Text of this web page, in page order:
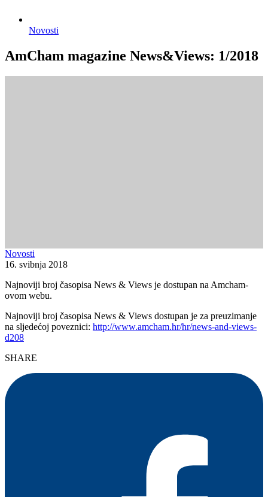
Novosti
AmCham magazine News&Views: 1/2018
Novosti
16. svibnja 2018
Najnoviji broj časopisa News & Views je dostupan na Amcham-
ovom webu.
Najnoviji broj časopisa News & Views dostupan je za preuzimanje
na sljedećoj poveznici: http://www.amcham.hr/hr/news-and-views-
d208
SHARE